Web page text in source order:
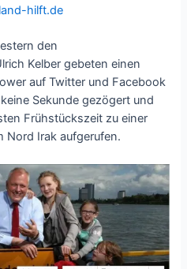
hilft.de
den
Kelber gebeten einen
auf Twitter und Facebook
Sekunde gezögert und
Frühstückszeit zu einer
Nord Irak aufgerufen.